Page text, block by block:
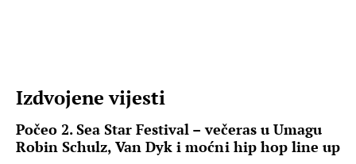
Izdvojene vijesti
Počeo 2. Sea Star Festival – večeras u Umagu
Robin Schulz, Van Dyk i moćni hip hop line up